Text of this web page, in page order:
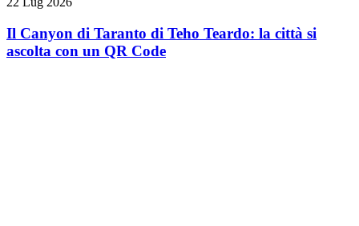
Il Canyon di Taranto di Teho Teardo: la città si
ascolta con un QR Code